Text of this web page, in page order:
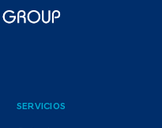
SERVICIOS